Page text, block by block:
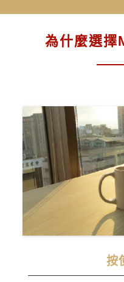
為什麼選擇
按